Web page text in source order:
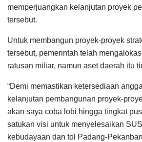
memperjuangkan kelanjutan proyek
tersebut.
Untuk membangun proyek-proyek
tersebut, pemerintah telah
ratusan miliar, namun aset daerah itu
“Demi memastikan ketersediaan
kelanjutan pembangunan proyek-
akan saya coba lobi hingga tingkat
satukan visi untuk menyelesaikan
kebudayaan dan tol Padang-